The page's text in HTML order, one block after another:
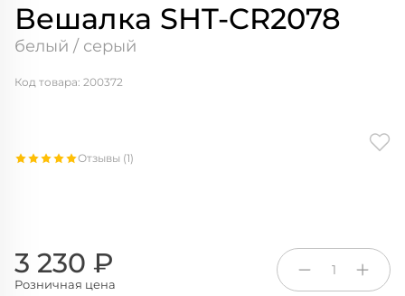
Вешалка SHT-CR2078
белый / серый
Отзывы (1)
Код товара: 200372
3 230 ₽
Розничная цена
1